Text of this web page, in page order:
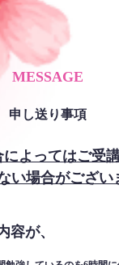
MESSAGE
申し送り事項
によってはご受
い場合がござい
容が、